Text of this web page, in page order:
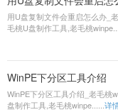
用U盘复制文件会重启怎么办_
毛桃U盘制作工具,老毛桃
WinPE下分区工具介绍
WinPE下分区工具介绍_老毛桃
盘制作工具,老毛桃winpe......详